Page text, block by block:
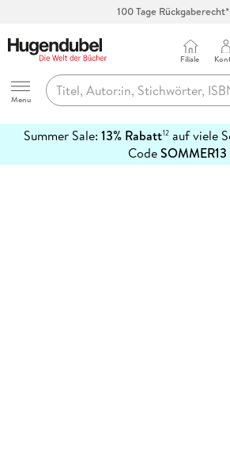
100 Tage
Hugendubel
Menu
Filiale
Summer Sale: 13% Rabatt12auf viele
CodeSOMMER13
erfahren